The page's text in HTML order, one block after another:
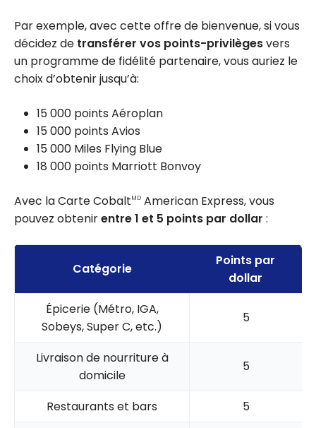
Par exemple, avec cette offre de bienvenue, si vous
décidez de transférer vos points-privilègesvers
un programme de fidélité partenaire, vous auriez le
choix d’obtenir jusqu’à:
15 000 points Aéroplan
15 000 points Avios
15 000 Miles Flying Blue
18 000 points Marriott Bonvoy
Avec la Carte CobaltMD American Express, vous
pouvez obtenirentre 1 et 5 points par dollar :
Catégorie
Points par
dollar
Épicerie (Métro, IGA,
Sobeys, Super C, etc.)
5
Livraison de nourriture à
domicile
5
Restaurants et bars
5